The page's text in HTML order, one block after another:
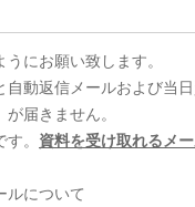
にお願い致します。
自動返信メールおよび当
届きません。
。 資料を受け取れるメ
について